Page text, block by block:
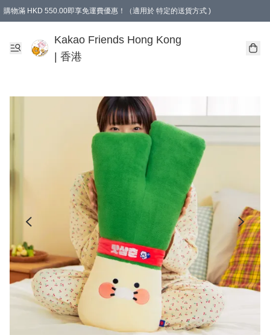
購物滿 HKD 550.00即享免運費優惠！（適用於 特定的送貨方式 )
Kakao Friends Hong Kong
| 香港